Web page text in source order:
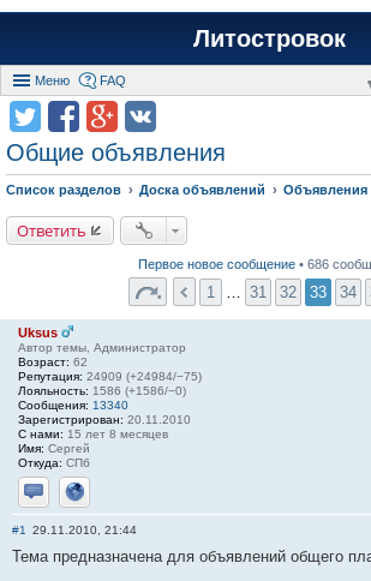
Литостровок
Меню FAQ
Общие объявления
Список разделов Доска объявлений Объявления
Ответить
Первое новое сообщение• 686
1 31 32 33 34
Uksus
Автор темы, Администратор
Возраст: 62
Репутация: 24909 (+24984/−75)
Лояльность: 1586 (+1586/−0)
Сообщения: 13340
Зарегистрирован: 20.11.2010
С нами: 15 лет 8 месяцев
Имя: Сергей
Откуда: СПб
Отправить личное сообщение
Сайт
#1 29.11.2010, 21:44
Тема предназначена для объявлений общего